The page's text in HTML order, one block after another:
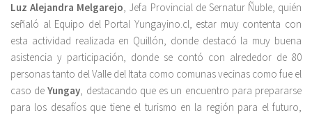
Luz Alejandra Melgarejo, Jefa Provincial de Sernatur Ñuble, quién
señaló al Equipo del Portal Yungayino.cl, estar muy contenta con
esta actividad realizada en Quillón, donde destacó la muy buena
asistencia y participación, donde se contó con alrededor de 80
personas tanto del Valle del Itata como comunas vecinas como fue el
caso deYungay, destacando que es un encuentro para prepararse
para los desafíos que tiene el turismo en la región para el futuro,